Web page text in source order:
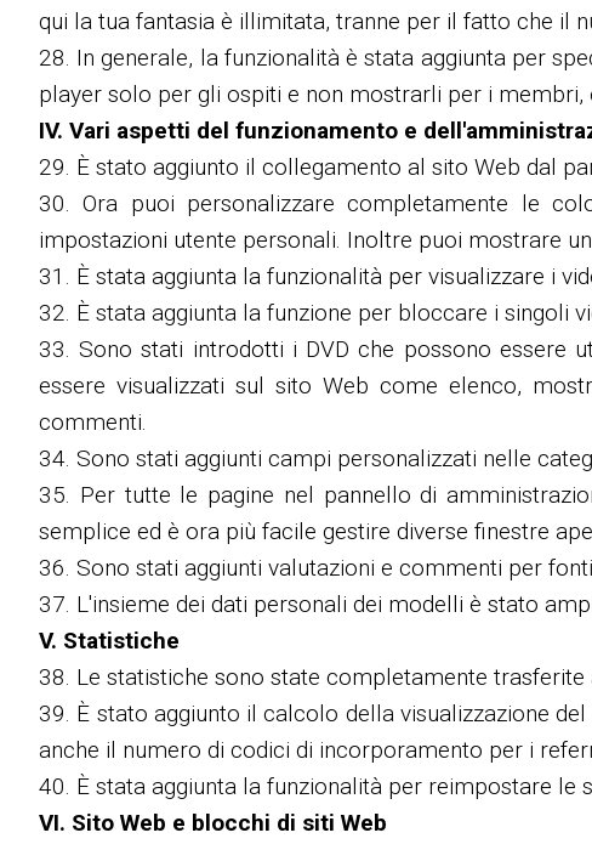
qui la tua fantasia è illimitata, tranne per il fatto che il
28. In generale, la funzionalità è stata aggiunta per
player solo per gli ospiti e non mostrarli per i membri,
IV. Vari aspetti del funzionamento e
29. È stato aggiunto il collegamento al sito Web dal
30. Ora puoi personalizzare completamente le
impostazioni utente personali. Inoltre puoi mostrare
31. È stata aggiunta la funzionalità per visualizzare i
32. È stata aggiunta la funzione per bloccare i singoli
33. Sono stati introdotti i DVD che possono essere
essere visualizzati sul sito Web come elenco,
commenti.
34. Sono stati aggiunti campi personalizzati nelle
35. Per tutte le pagine nel pannello di
semplice ed è ora più facile gestire diverse finestre
36. Sono stati aggiunti valutazioni e commenti per
37. L'insieme dei dati personali dei modelli è stato
V. Statistiche
38. Le statistiche sono state completamente
39. È stato aggiunto il calcolo della visualizzazione
anche il numero di codici di incorporamento per i
40. È stata aggiunta la funzionalità per reimpostare le
VI. Sito Web e blocchi di siti Web